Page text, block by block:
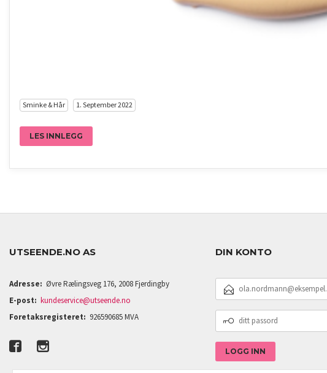
Sminke & Hår 1. September 2022
LES INNLEGG
UTSEENDE.NO AS
Adresse: Øvre Rælingsveg 176, 2008 Fjerdingby
E-post: kundeservice@utseende.no
Foretaksregisteret: 926590685 MVA
DIN KONTO
E-
POSTADRESSE
DITT
PASSORD